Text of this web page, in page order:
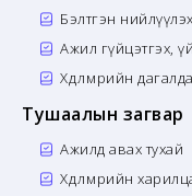
Бэлтгэн
Ажил гүйцэтгэх,
Хөдөлмөрийн
Тушаалын загвар
Ажилд авах тухай
Хөдөлмөрийн